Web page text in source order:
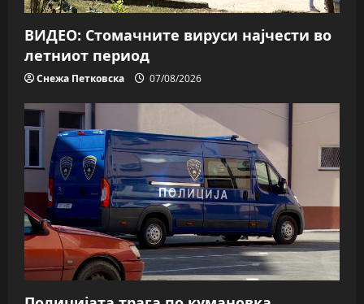
ВИДЕО: Стомачните вируси најчести во
летниот период
Снежа Петковска 07/08/2026